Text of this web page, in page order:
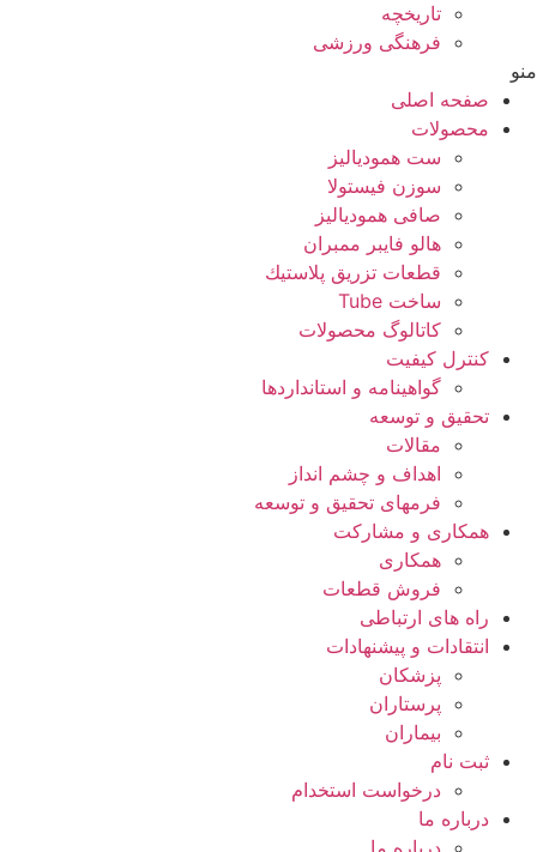
تاريخچه
فرهنگی ورزشی
منو
صفحه اصلی
محصولات
ست همودیالیز
سوزن فیستولا
صافی همودیالیز
هالو فایبر ممبران
قطعات تزريق پلاستيك
ساخت Tube
کاتالوگ محصولات
کنترل کیفیت
گواهينامه و استانداردها
تحقيق و توسعه
مقالات
اهداف و چشم انداز
فرمهای تحقیق و توسعه
همکاری و مشارکت
همکاری
فروش قطعات
راه های ارتباطی
انتقادات و پيشنهادات
پزشكان
پرستاران
بيماران
ثبت نام
درخواست استخدام
درباره ما
درباره ما